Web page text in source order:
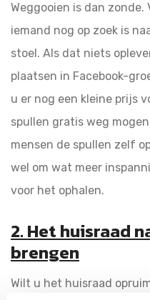
Weggooien is dan
iemand nog op zoek is
stoel. Als dat niets
plaatsen in Facebook-
u er nog een kleine prijs
spullen gratis weg
mensen de spullen zelf
wel om wat meer
voor het ophalen.
2. Het huisraad
brengen
Wilt u het huisraad